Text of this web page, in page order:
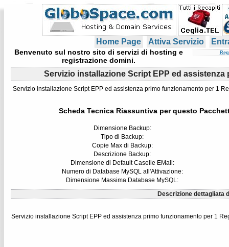
Home Page Attiva Servizio
Benvenuto sul nostro sito di servizi di hosting e
registrazione domini.
Servizio installazione Script EPP ed
Servizio installazione Script EPP ed assistenza primo funzionamento per 1
Scheda Tecnica Riassuntiva per questo
Dimensione Backup:
Tipo di Backup:
Copie Max di Backup:
Descrizione Backup:
Dimensione di Default Caselle EMail:
Numero di Database MySQL all'Attivazione:
Dimensione Massima Database MySQL:
Descrizione dettagliata
Servizio installazione Script EPP ed assistenza primo funzionamento per 1